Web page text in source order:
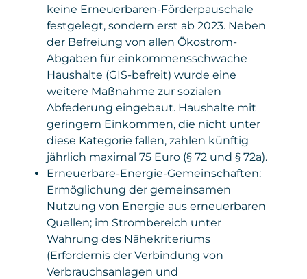
keine Erneuerbaren-Förderpauschale
festgelegt, sondern erst ab 2023. Neben
der Befreiung von allen Ökostrom-
Abgaben für einkommensschwache
Haushalte (GIS-befreit) wurde eine
weitere Maßnahme zur sozialen
Abfederung eingebaut. Haushalte mit
geringem Einkommen, die nicht unter
diese Kategorie fallen, zahlen künftig
jährlich maximal 75 Euro (§ 72 und § 72a).
Erneuerbare-Energie-Gemeinschaften:
Ermöglichung der gemeinsamen
Nutzung von Energie aus erneuerbaren
Quellen; im Strombereich unter
Wahrung des Nähekriteriums
(Erfordernis der Verbindung von
Verbrauchsanlagen und